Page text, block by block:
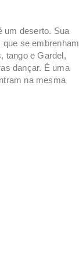
um deserto. Sua
se embrenham
tango e Gardel,
dançar. É uma
na mesma